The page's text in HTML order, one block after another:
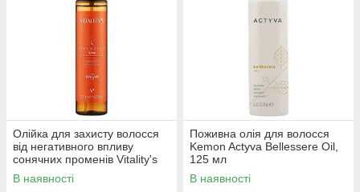
Олійка для захисту волосся
від негативного впливу
сонячних променів Vitality's
Care & Style Sole Protect Oil,
125 мл
В наявності
Поживна олія для волосся
Kemon Actyva Bellessere Oil,
125 мл
В наявності